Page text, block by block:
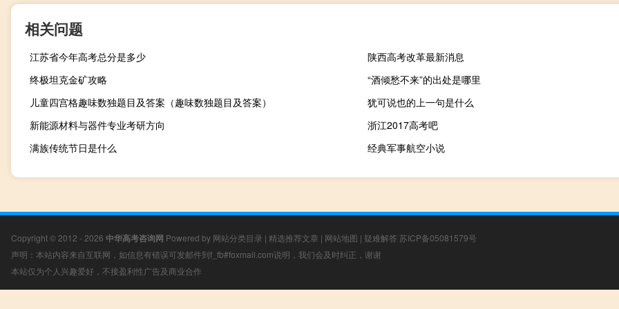
相关问题
江苏省今年高考总分是多少
陕西高考改革最新消息
终极坦克金矿攻略
“酒倾愁不来”的出处是哪里
儿童四宫格趣味数独题目及答案（趣味数独题目及答案）
犹可说也的上一句是什么
新能源材料与器件专业考研方向
浙江2017高考吧
满族传统节日是什么
经典军事航空小说
Copyright © 2012 - 2026 中华高考咨询网 Powered by 网站分类目录 | 精选推荐文章 | 网站地图 | 疑难解答 苏ICP备05081579号
声明：本站内容来自互联网，如信息有错误可发邮件到f_fb#foxmail.com说明，我们会及时纠正，谢谢
本站仅为个人兴趣爱好，不接盈利性广告及商业合作